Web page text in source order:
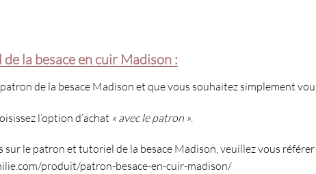
la besace en cuir Madison :
de la besace Madison et que vous souhaitez simplement
l’option d’achat « avec le patron »
sur le patron et tutoriel de la besace Madison, veuillez vous
produit/patron-besace-en-cuir-madison/